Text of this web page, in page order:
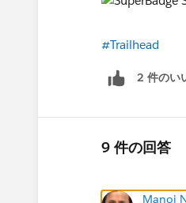
#Trailhead
2 件のい
9 件の回答
Manoj